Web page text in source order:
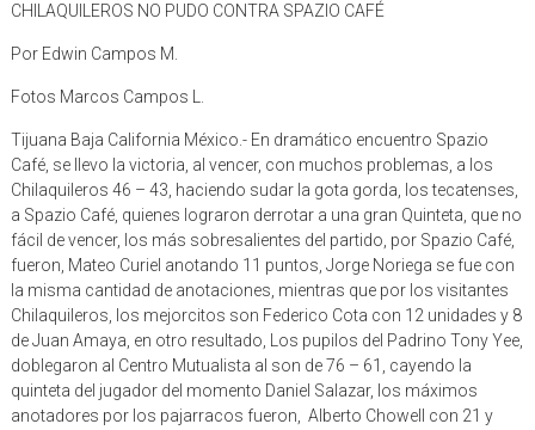
CHILAQUILEROS NO PUDO CONTRA SPAZIO CAFÉ
Por Edwin Campos M.
Fotos Marcos Campos L.
Tijuana Baja California México.- En dramático encuentro Spazio
Café, se llevo la victoria, al vencer, con muchos problemas, a los
Chilaquileros 46 – 43, haciendo sudar la gota gorda, los tecatenses,
a Spazio Café, quienes lograron derrotar a una gran Quinteta, que no
fácil de vencer, los más sobresalientes del partido, por Spazio Café,
fueron, Mateo Curiel anotando 11 puntos, Jorge Noriega se fue con
la misma cantidad de anotaciones, mientras que por los visitantes
Chilaquileros, los mejorcitos son Federico Cota con 12 unidades y 8
de Juan Amaya, en otro resultado, Los pupilos del Padrino Tony Yee,
doblegaron al Centro Mutualista al son de 76 – 61, cayendo la
quinteta del jugador del momento Daniel Salazar, los máximos
anotadores por los pajarracos fueron, Alberto Chowell con 21 y